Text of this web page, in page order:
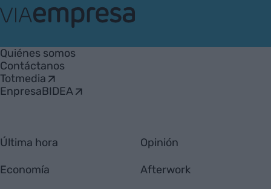
Empresa
Quiénes somos
Contáctanos
Totmedia
EnpresaBIDEA
Última hora
Economía
Opinión
Afterwork